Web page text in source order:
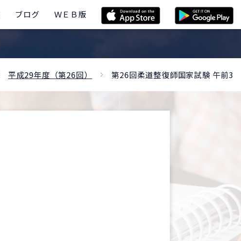
ブログ ＷＥＢ版
平成29年度（第26回） 第26回柔道整復師国家試験 午前3